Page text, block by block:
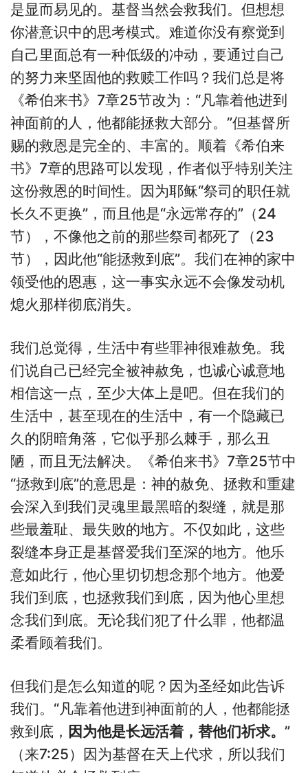
是显而易见的。基督当然会救我们。但想想
你潜意识中的思考模式。难道你没有察觉到
自己里面总有一种低级的冲动，要通过自己
的努力来坚固他的救赎工作吗？我们总是将
《希伯来书》7章25节改为：“凡靠着他进到
神面前的人，他都能拯救大部分。”但基督所
赐的救恩是完全的、丰富的。顺着《希伯来
书》7章的思路可以发现，作者似乎特别关注
这份救恩的时间性。因为耶稣“祭司的职任就
长久不更换”，而且他是“永远常存的”（24
节），不像他之前的那些祭司都死了（23
节），因此他“能拯救到底”。我们在神的家中
领受他的恩惠，这一事实永远不会像发动机
熄火那样彻底消失。
我们总觉得，生活中有些罪神很难赦免。我
们说自己已经完全被神赦免，也诚心诚意地
相信这一点，至少大体上是吧。但在我们的
生活中，甚至现在的生活中，有一个隐藏已
久的阴暗角落，它似乎那么棘手，那么丑
陋，而且无法解决。《希伯来书》7章25节中
“拯救到底”的意思是：神的赦免、拯救和重建
会深入到我们灵魂里最黑暗的裂缝，就是那
些最羞耻、最失败的地方。不仅如此，这些
裂缝本身正是基督爱我们至深的地方。他乐
意如此行，他心里切切想念那个地方。他爱
我们到底，也拯救我们到底，因为他心里想
念我们到底。无论我们犯了什么罪，他都温
柔看顾着我们。
但我们是怎么知道的呢？因为圣经如此告诉
我们。“凡靠着他进到神面前的人，他都能拯
救到底， 因为他是长远活着，替他们祈求。 ”
（来7:25）因为基督在天上代求，所以我们